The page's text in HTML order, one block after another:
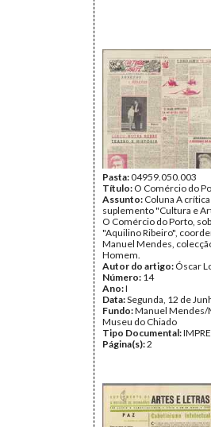
Pasta:04959.050.003
Título: O Comércio do
Assunto: Coluna A
suplemento "Cultura e
O Comércio do Porto,
"Aquilino Ribeiro",
Manuel Mendes,
Homem.
Autor do artigo: Óscar
Número: 14
Ano:I
Data:Segunda, 12 de
Fundo:Manuel Mendes/
Museu do Chiado
Tipo Documental:
Página(s):2